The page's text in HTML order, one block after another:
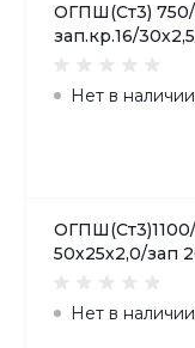
ОГПШ(Ст3) 750/
зап.кр.16/
Нет в наличии
50х25х2,0/зап
Нет в наличии